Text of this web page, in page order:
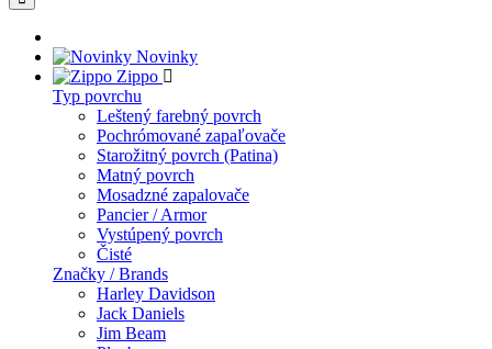
Novinky
Zippo
Typ povrchu
Leštený farebný povrch
Pochrómované zapaľovače
Starožitný povrch (Patina)
Matný povrch
Mosadzné zapalovače
Pancier / Armor
Vystúpený povrch
Čisté
Značky / Brands
Harley Davidson
Jack Daniels
Jim Beam